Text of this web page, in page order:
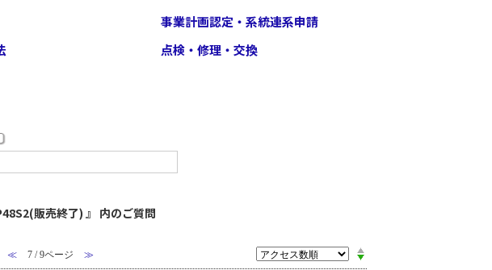
事業計画認定・系統連系申請
点検・修理・交換
販売終了) 』 内のご質問
≪ 7 / 9ページ ≫